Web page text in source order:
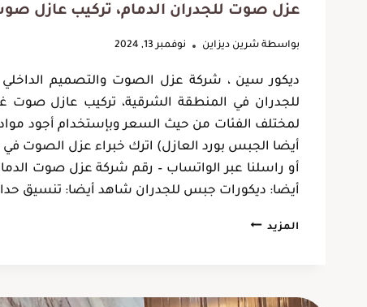
عزل صوت للجدران الدمام، تركيب عازل
بواسطة شرين ديزاين نوفمبر 13, 2024
ديكور سين ، شركة عزل الصوت والتصميم
للجدران في المنطقة الشرقية، تركيب عازل صوت
لمختلف الفئات من حيث السعر وبإستخدام أجود
أيضا الجبس بورد العازل) اترك خبراء عزل الصوت
أو راسلنا عبر الواتساب – رقم شركة عزل صوت
أيضا: ديكورات جبس للجدران شاهد أيضا: تنسيق
المزيدعزل